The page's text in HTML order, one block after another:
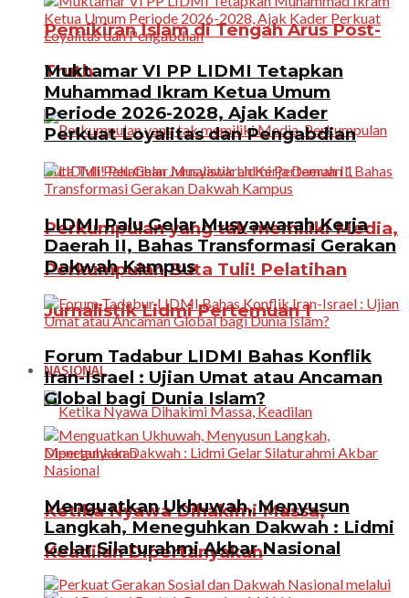
Pemikiran Islam di Tengah Arus Post-
Truth
Perkumpulan yang tak memiliki Media,
Perkumpulan Buta Tuli! Pelatihan
Jurnalistik Lidmi Pertemuan 1
NASIONAL
Ketika Nyawa Dihakimi Massa,
Keadilan Dipertanyakan
Muktamar VI PP LIDMI Tetapkan
Muhammad Ikram Ketua Umum
Periode 2026-2028, Ajak Kader
Perkuat Loyalitas dan Pengabdian
LIDMI Palu Gelar Musyawarah Kerja
Daerah II, Bahas Transformasi Gerakan
Dakwah Kampus
Forum Tadabur LIDMI Bahas Konflik
Iran-Israel : Ujian Umat atau Ancaman
Global bagi Dunia Islam?
Menguatkan Ukhuwah, Menyusun
Langkah, Meneguhkan Dakwah : Lidmi
Gelar Silaturahmi Akbar Nasional